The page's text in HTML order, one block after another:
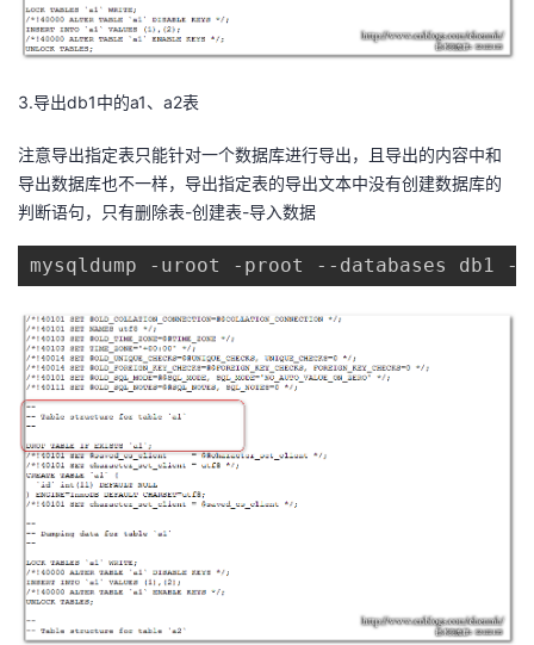
3.导出db1中的a1、a2表
注意导出指定表只能针对一个数据库进行导出，且导出的内容中和
导出数据库也不一样，导出指定表的导出文本中没有创建数据库的
判断语句，只有删除表-创建表-导入数据
mysqldump -uroot -proot --databases db1